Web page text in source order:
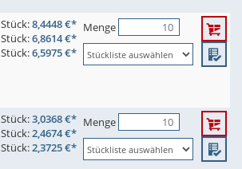
Stück:8,4448 €*
Stück:6,8614 €*
Stück:6,5975 €*
Menge
Stück:3,0368 €*
Stück:2,4674 €*
Stück:2,3725 €*
Menge